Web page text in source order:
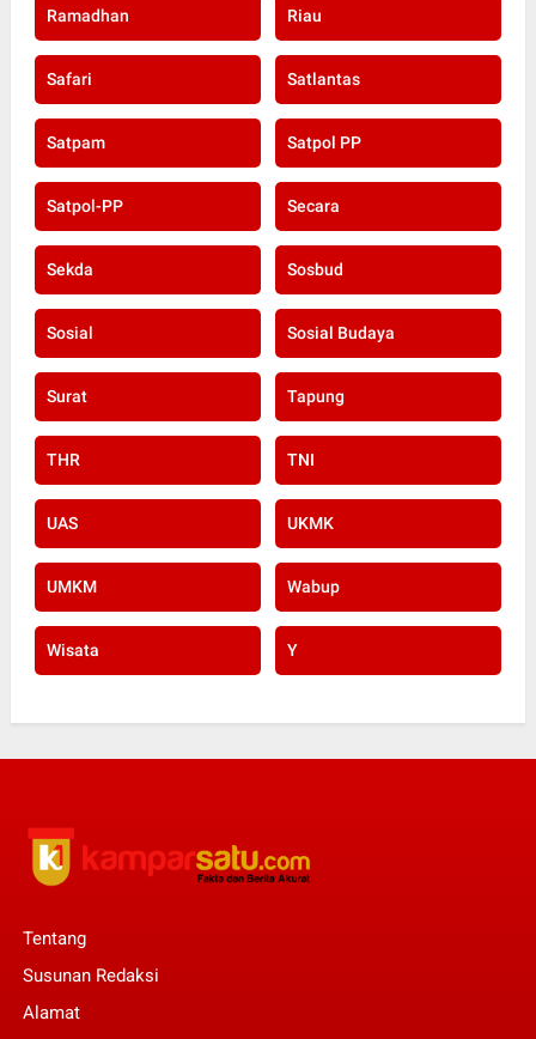
Ramadhan Riau
Safari Satlantas
Satpam Satpol PP
Satpol-PP Secara
Sekda Sosbud
Sosial Sosial Budaya
Surat Tapung
THR TNI
UAS UKMK
UMKM Wabup
Wisata Y
Tentang
Susunan Redaksi
Alamat